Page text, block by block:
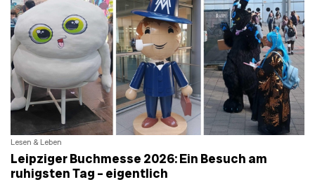
Lesen & Leben
Leipziger Buchmesse 2026: Ein Besuch am
ruhigsten Tag – eigentlich